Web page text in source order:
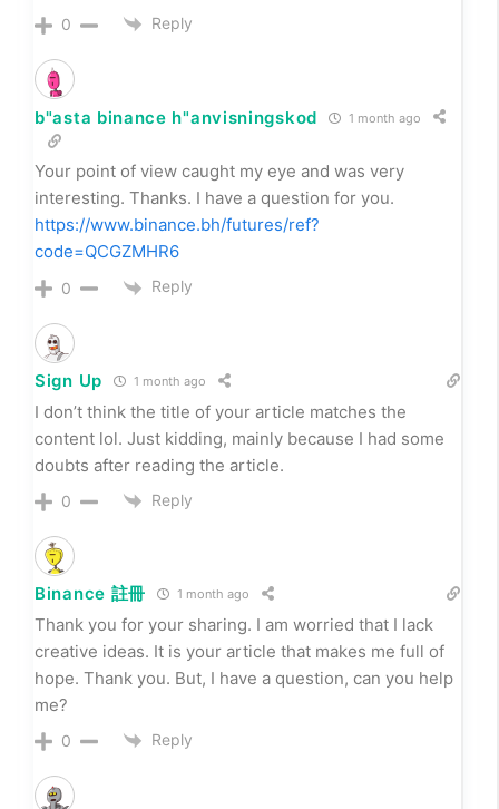
I don’t think the title of your article matches the
content lol. Just kidding, mainly because I had some
doubts after reading the article.
0
创建免费账户 2 months ago
Thanks for sharing. I read many of your blog posts,
cool, your blog is very good.
https://accounts.binance.com/register/person?
b"asta binance h"anvisningskod 1 month ago
Your point of view caught my eye and was very
interesting. Thanks. I have a question for you.
https://www.binance.bh/futures/ref?
code=QCGZMHR6
Sign Up
I don’t think the title of your article matches the
content lol. Just kidding, mainly because I had some
doubts after reading the article.